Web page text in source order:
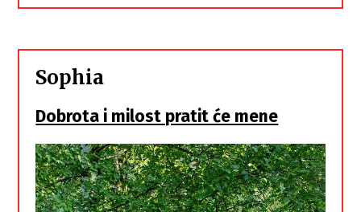
Sophia
Dobrota i milost pratit će mene